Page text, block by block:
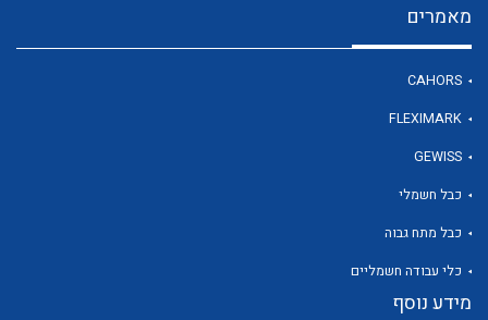
מאמרים
CAHORS
FLEXIMARK
GEWISS
כבל חשמלי
כבל מתח גבוה
כלי עבודה חשמליים
מידע נוסף